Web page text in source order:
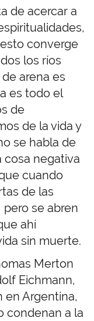
de acercar a
converge
los ríos
arena es
es todo el
de
de la vida y
se habla de
cosa negativa
cuando
de las
se abren
ahí
sin muerte.
Merton
Eichmann,
en Argentina,
condenan a la